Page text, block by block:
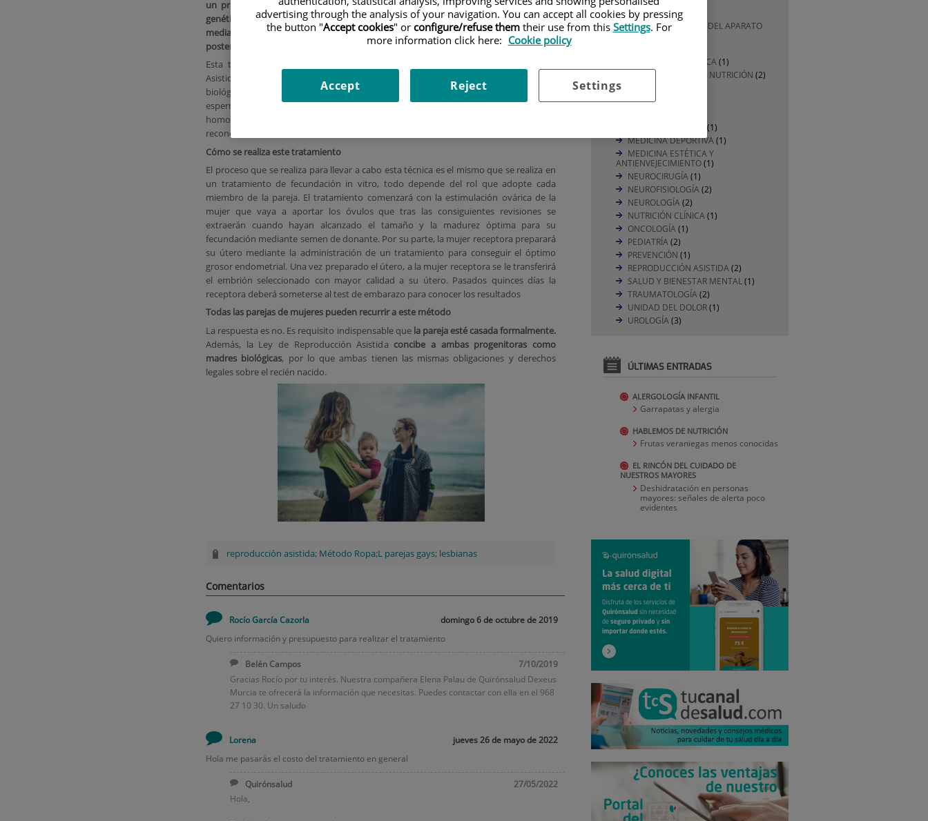
un procedimiento muy sencillo en el que una de las mujeres aporta el material
genético a través de sus óvulos fecundados con semen donante y la otra recibe
mediante transferencia ese óvulo fecundado a su útero para su implantación y
posterior embarazo.
Esta técnica es fruto de la excepción legal recogida en la Ley de Reproducción
Asistida, desde el año 2006 donde se reconoce que ambas mujeres son progenitoras
biológicas del niño nacido. Ladonación de gametos
, ya sea de óvulos o de
espermatozoides,
homoparental, formada por dos mujeres, la donación deja de ser anónima, así que se
reconoce la maternidad de ambas.
Cómo se realiza este tratamiento
El proceso que se realiza para llevar a cabo esta técnica es el mismo que se realiza en
un tratamiento de fecundación in vitro, todo depende del rol que adopte cada
miembro de la pareja. El tratamiento comenzará con la estimulación ovárica de la
mujer que vaya a aportar los óvulos que tras las consiguientes revisiones se
extraerán cuando hayan alcanzado el tamaño y la madurez óptima para su
fecundación mediante semen de donante. Por su parte, la mujer receptora preparará
su útero mediante la administración de un tratamiento para conseguir el óptimo
grosor endometrial. Una vez preparado el útero, a la mujer receptora se le transferirá
el embrión seleccionado con mayor calidad a su útero. Pasados quinces días la
receptora deberá someterse al test de embarazo para conocer los resultados
Todas las parejas de mujeres pueden recurrir a este método
La respuesta es no. Es requisito indispensable que la pareja esté casada formalmente.
Además, la Ley de Reproducción Asistida concibe a ambas progenitoras como
madres biológicas, por lo que ambas tienen las mismas obligaciones y derechos
legales sobre el recién nacido.
reproducción asistida; Método Ropa;L parejas gays; lesbianas
Comentarios
Rocío García Cazorla
domingo 6 de octubre de 2019
Quiero información y presupuesto para realizar el tratamiento
Belén Campos
7/10/2019
Gracias Rocío por tu interés. Nuestra compañera Elena Palau de Quirónsalud Dexeus
Murcia te ofrecerá la información que necesitas. Puedes contactar con ella en el 968
27 10 30. Un saludo
Lorena
jueves 26 de mayo de 2022
Hola me pasarás el costo del tratamiento en general
Quirónsalud
27/05/2022
Hola,
CARDIOLOGÍA(1)
CIRUGÍA GENERAL Y DEL APARATO
DIGESTIVO
DIVULGACIÓN MÉDICA(1)
ENDOCRINOLOGÍA Y NUTRICIÓN (2)
GERIATRÍA
(1)
MEDICINA DEPORTIVA(1)
MEDICINA ESTÉTICA Y
ANTIENVEJECIMIENTO(1)
NEUROCIRUGÍA(1)
NEUROFISIOLOGÍA(2)
NEUROLOGÍA(2)
NUTRICIÓN CLÍNICA(1)
ONCOLOGÍA(1)
PEDIATRÍA(2)
PREVENCIÓN (1)
REPRODUCCIÓN ASISTIDA(2)
SALUD Y BIENESTAR MENTAL(1)
TRAUMATOLOGÍA(2)
UNIDAD DEL DOLOR(1)
UROLOGÍA(3)
ÚLTIMAS ENTRADAS
ALERGOLOGÍA INFANTIL
Garrapatas y alergia
HABLEMOS DE NUTRICIÓN
Frutas veraniegas menos conocidas
EL RINCÓN DEL CUIDADO DE
NUESTROS MAYORES
Deshidratación en personas
mayores: señales de alerta poco
evidentes
advertising through the analysis of your navigation. You can accept all cookies by pressing
the button "Accept cookies" or configure/refuse themtheir use from this Settings. For
more information click here: Cookie policy
Settings
Reject
Accept